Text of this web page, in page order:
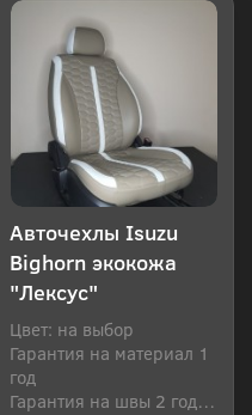
Авточехлы Isuzu
Bighorn экокожа
"Лексус"
Цвет: на выбор
Гарантия на материал 1
год
Гарантия на швы 2 года